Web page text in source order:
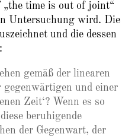
„the time is out of joint“
Untersuchung wird. Die
und die dessen
gemäß der linearen
gegenwärtigen und einer
Zeit‘? Wenn es so
beruhigende
der Gegenwart, der